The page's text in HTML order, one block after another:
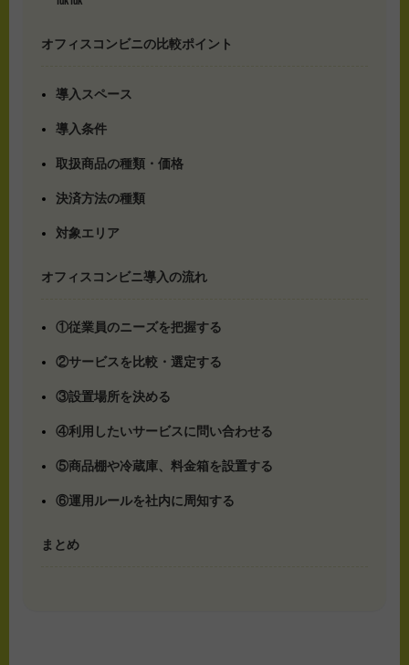
オフィスコンビニの比較ポイント
導入スペース
導入条件
取扱商品の種類・価格
決済方法の種類
対象エリア
オフィスコンビニ導入の流れ
①従業員のニーズを把握する
②サービスを比較・選定する
③設置場所を決める
④利用したいサービスに問い合わせる
⑤商品棚や冷蔵庫、料金箱を設置する
⑥運用ルールを社内に周知する
まとめ